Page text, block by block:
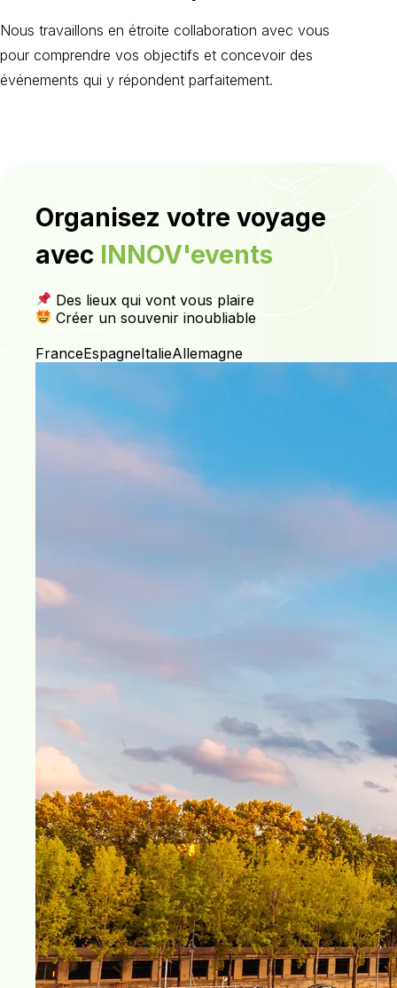
Nous travaillons en étroite collaboration avec vous
pour comprendre vos objectifs et concevoir des
événements qui y répondent parfaitement.
Organisez votre voyage
avec INNOV'events
Des lieux qui vont vous plaire
Créer un souvenir inoubliable
FranceEspagneItalieAllemagne